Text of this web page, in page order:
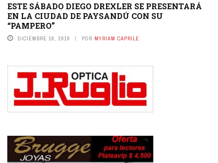
ESTE SÁBADO DIEGO DREXLER SE PRESENTARÁ
EN LA CIUDAD DE PAYSANDÚ CON SU
“PAMPERO”
DICIEMBRE 18, 2019 POR MYRIAM CAPRILE